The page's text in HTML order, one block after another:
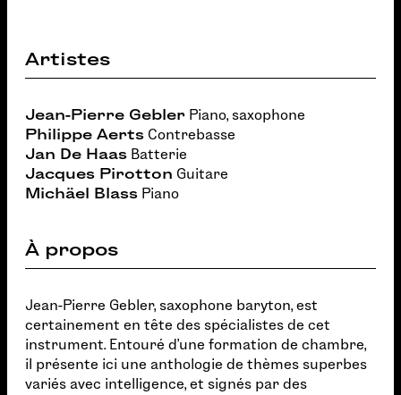
Artistes
Jean-Pierre Gebler Piano, saxophone
Philippe Aerts Contrebasse
Jan De Haas Batterie
Jacques Pirotton Guitare
Michäel Blass Piano
À propos
Jean-Pierre Gebler, saxophone baryton, est
certainement en tête des spécialistes de cet
instrument. Entouré d'une formation de chambre,
il présente ici une anthologie de thèmes superbes
variés avec intelligence, et signés par des